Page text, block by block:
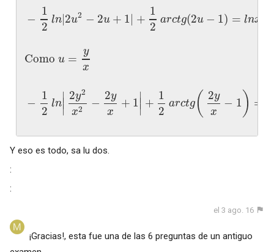
− 1
2 ln|2u2 − 2u+1| + 1
2 arctg(2u− 1) = lnx
Como u = y
x
− 1
2 ln∣
∣∣ 2y2
x2 − 2y
x +1∣
∣∣ + 1
2 arctg( 2y
x − 1) =
Y eso es todo, sa lu dos.
:
:
el 3 ago. 16
¡Gracias!, esta fue una de las 6 preguntas de un antiguo